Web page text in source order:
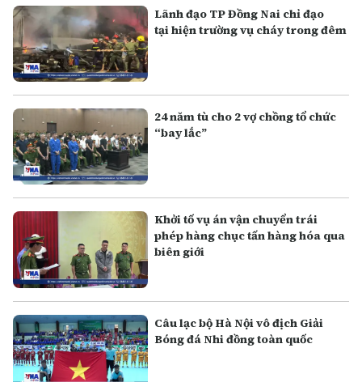
Lãnh đạo TP Đồng Nai chỉ đạo
tại hiện trường vụ cháy trong đêm
24 năm tù cho 2 vợ chồng tổ chức
“bay lắc”
Khởi tố vụ án vận chuyển trái
phép hàng chục tấn hàng hóa qua
biên giới
Câu lạc bộ Hà Nội vô địch Giải
Bóng đá Nhi đồng toàn quốc